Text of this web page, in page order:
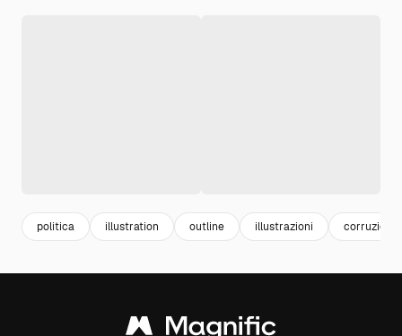
politica illustration outline illustrazioni corruzione